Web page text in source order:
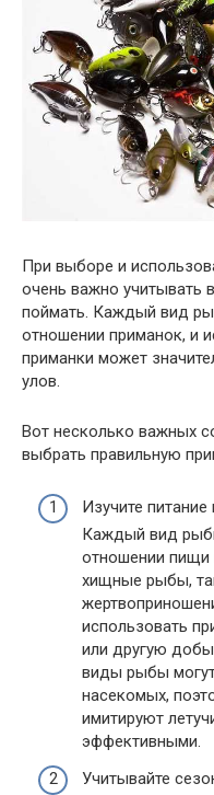
При выборе и
очень важно учитывать
поймать. Каждый вид
отношении приманок, и
приманки может
улов.
Вот несколько важных
выбрать правильную
Изучите
Каждый вид
отношении пищи
хищные рыбы,
использовать
или другую
виды рыбы
насекомых,
имитируют
эффективными.
Учитывайте